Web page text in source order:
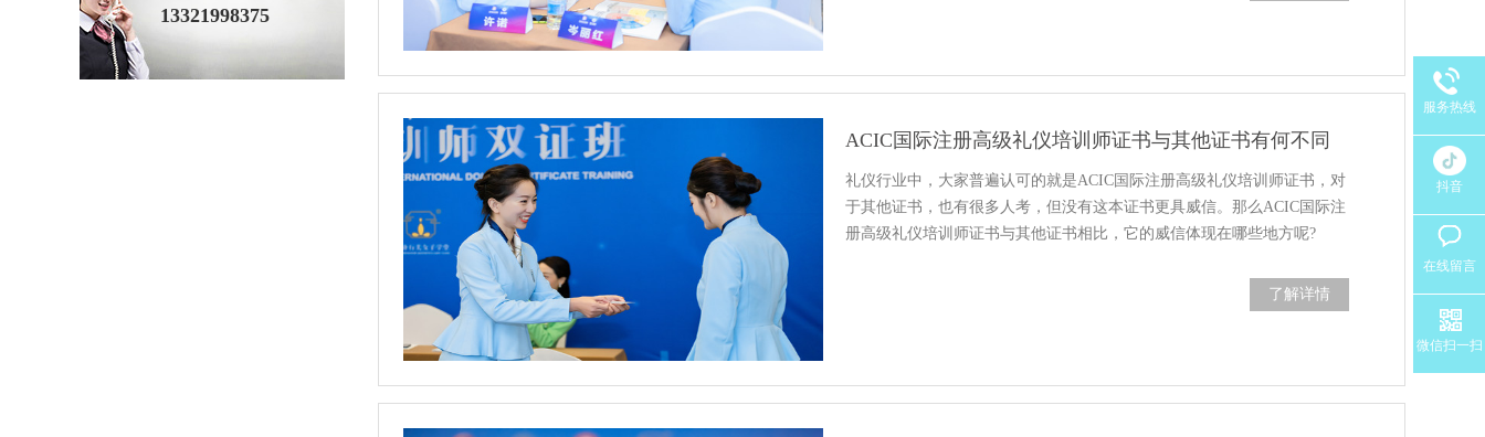
13321998375
ACIC国际注册高级礼仪培训师证书与其他证书有何不同
礼仪行业中，大家普遍认可的就是ACIC国际注册高级礼仪培训师证书，对
于其他证书，也有很多人考，但没有这本证书更具威信。那么ACIC国际注
册高级礼仪培训师证书与其他证书相比，它的威信体现在哪些地方呢?
了解详情
服务热线
抖音
在线留言
微信扫一扫